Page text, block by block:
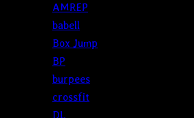
AMREP
babell
Box Jump
BP
burpees
crossfit
DL